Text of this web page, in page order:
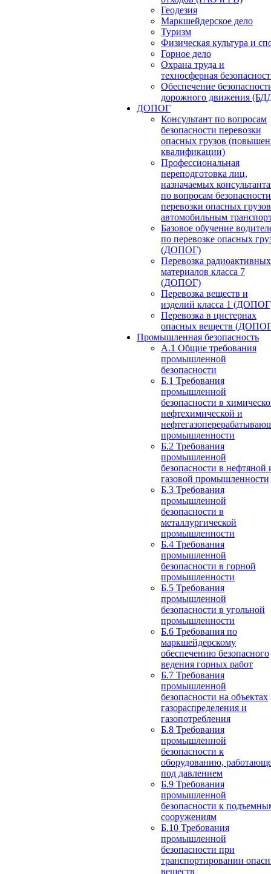
Геодезия
Маркшейдерское дело
Туризм
Физическая культура и
Горное дело
Охрана труда и
техносферная
Обеспечение
дорожного движения
ДОПОГ
Консультант по вопросам
безопасности перевозки
опасных грузов
квалификации)
Профессиональная
переподготовка лиц,
назначаемых
по вопросам безопасности
перевозки опасных грузов
автомобильным
Базовое обучение
по перевозке опасных
(ДОПОГ)
Перевозка радиоактивных
материалов класса 7
(ДОПОГ)
Перевозка веществ и
изделий класса 1
Перевозка в цистернах
опасных веществ
Промышленная безопасность
А.1 Общие требования
промышленной
безопасности
Б.1 Требования
промышленной
безопасности в
нефтехимической и
промышленности
Б.2 Требования
промышленной
безопасности в нефтяной
газовой промышленности
Б.3 Требования
промышленной
безопасности в
металлургической
промышленности
Б.4 Требования
промышленной
безопасности в горной
промышленности
Б.5 Требования
промышленной
безопасности в угольной
промышленности
Б.6 Требования по
маркшейдерскому
обеспечению безопасного
ведения горных работ
Б.7 Требования
промышленной
безопасности на объектах
газораспределения и
газопотребления
Б.8 Требования
промышленной
безопасности к
оборудованию,
под давлением
Б.9 Требования
промышленной
безопасности к
сооружениям
Б.10 Требования
промышленной
безопасности при
транспортировании
веществ